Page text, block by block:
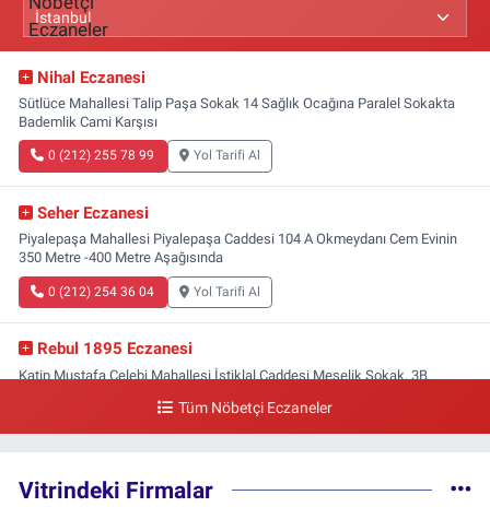
Nihal Eczanesi
Sütlüce Mahallesi Talip Paşa Sokak 14 Sağlık Ocağına Paralel Sokakta
Bademlik Cami Karşısı
0 (212) 255 78 99 Yol Tarifi Al
Seher Eczanesi
Piyalepaşa Mahallesi Piyalepaşa Caddesi 104 A Okmeydanı Cem Evinin
350 Metre -400 Metre Aşağısında
0 (212) 254 36 04 Yol Tarifi Al
Rebul 1895 Eczanesi
Katip Mustafa Çelebi Mahallesi İstiklal Caddesi Meşelik Sokak, 3B
Tüm Nöbetçi Eczaneler
Vitrindeki Firmalar